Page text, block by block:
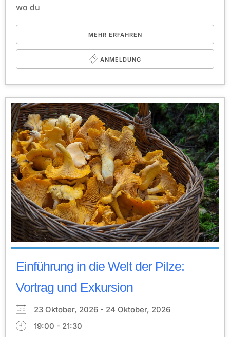
wo du
MEHR ERFAHREN
ANMELDUNG
Einführung in die Welt der Pilze:
Vortrag und Exkursion
23 Oktober, 2026 - 24 Oktober, 2026
19:00 - 21:30